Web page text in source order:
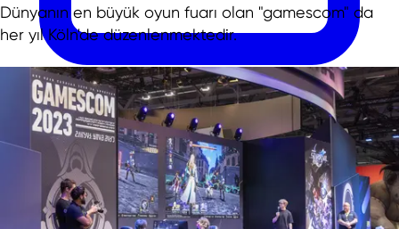
Dünyanın en büyük oyun fuarı olan "gamescom" da
her yıl Köln'de düzenlenmektedir.